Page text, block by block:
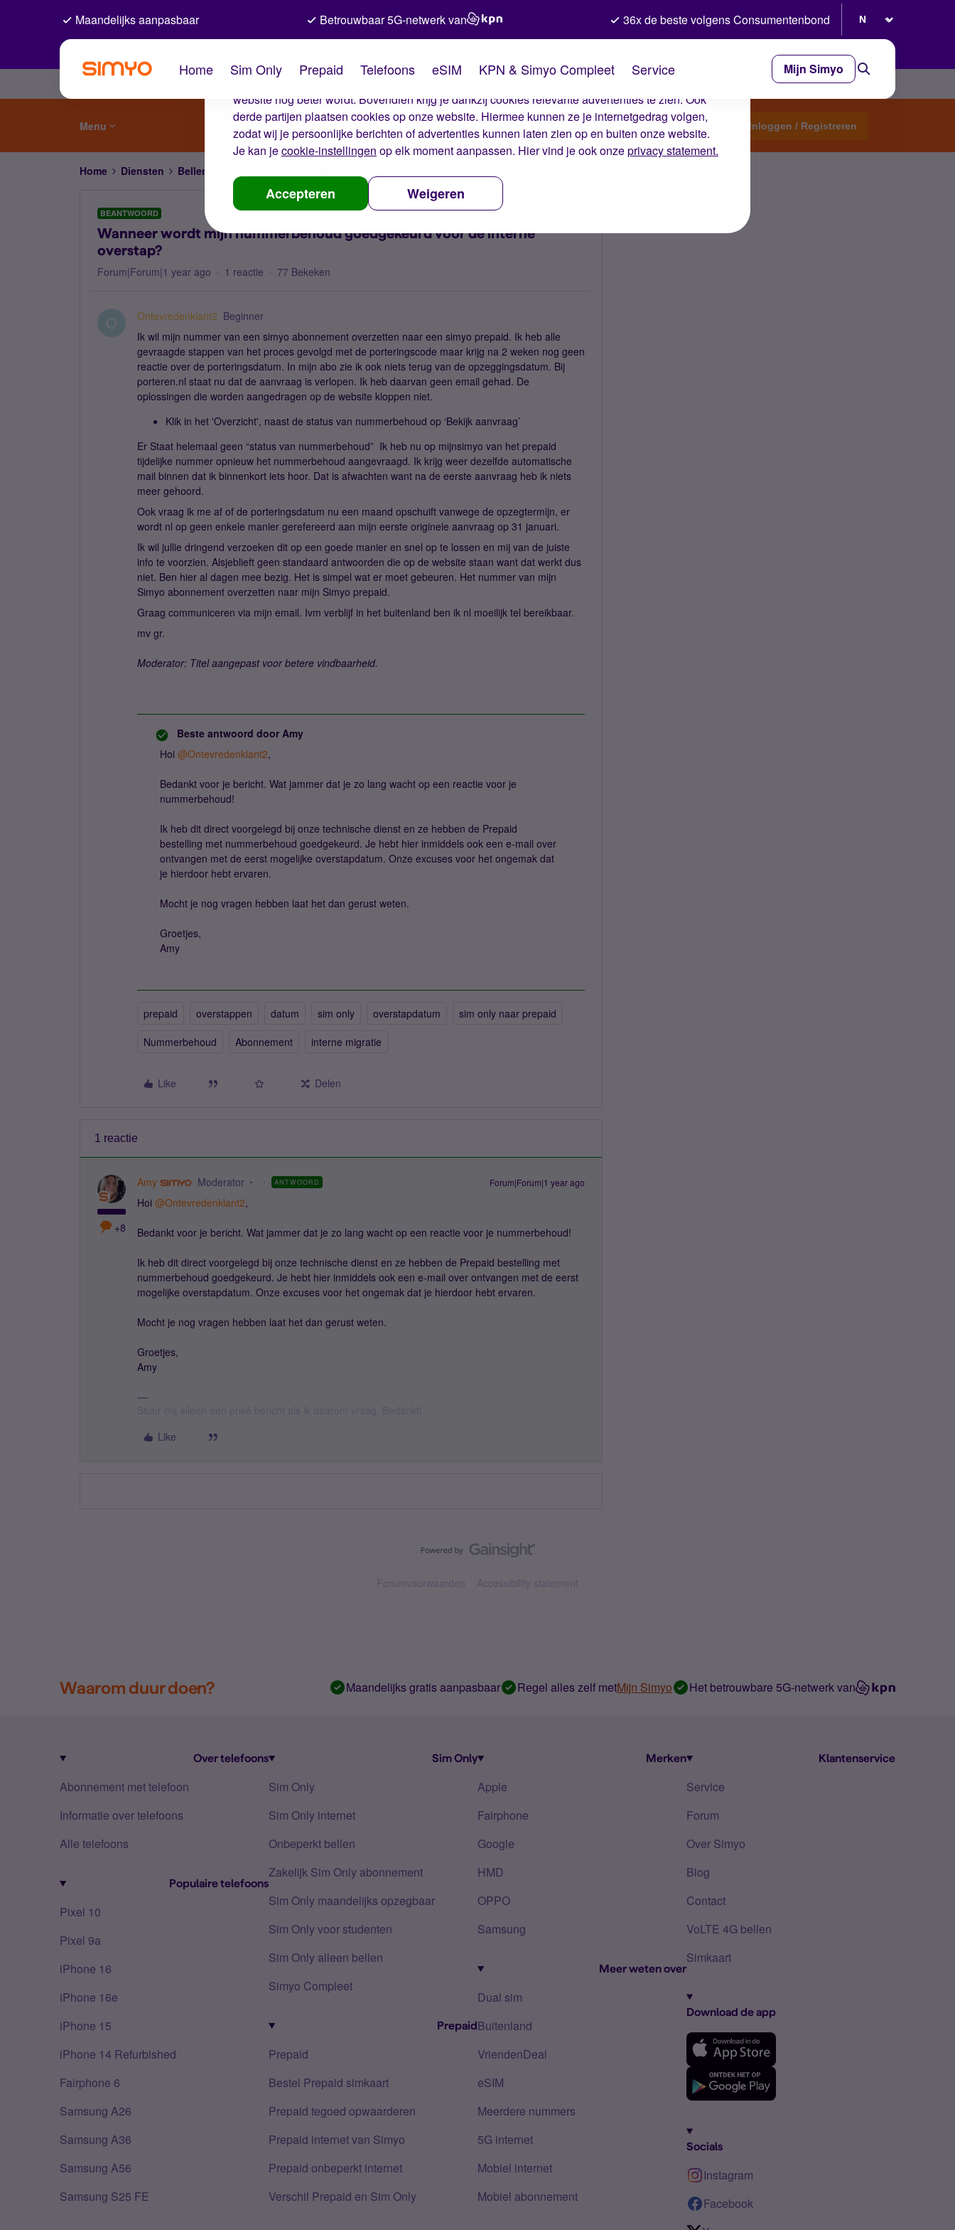
De cookies van Simyo
Wij gebruiken cookies op onze website. Met deze cookies zorgen wij ervoor dat je ervaring op de
website nog beter wordt. Bovendien krijg je dankzij cookies relevante advertenties te zien. Ook
derde partijen plaatsen cookies op onze website. Hiermee kunnen ze je internetgedrag volgen,
zodat wij je persoonlijke berichten of advertenties kunnen laten zien op en buiten onze website.
Je kan jecookie-instellingen op elk moment aanpassen. Hier vind je ook onzeprivacy statement.
Accepteren Weigeren
Maandelijks aanpasbaar Betrouwbaar 5G-netwerk van 36x de beste volgens Consumentenbond
Home Sim Only Prepaid Telefoons eSIM KPN & Simyo Compleet Service Mijn Simyo
Menu Start een topic Inloggen / Registreren
Home Diensten Bellen, sms'en, netwerk en nummerbehoud
BEANTWOORD
Wanneer wordt mijn nummerbehoud goedgekeurd voor de interne
overstap?
Forum|Forum|1 year ago 1 reactie 77 Bekeken
O Ontevredenklant2 Beginner
Ik wil mijn nummer van een simyo abonnement overzetten naar een simyo prepaid. Ik heb alle
gevraagde stappen van het proces gevolgd met de porteringscode maar krijg na 2 weken nog geen
reactie over de porteringsdatum. In mijn abo zie ik ook niets terug van de opzeggingsdatum. Bij
porteren.nl staat nu dat de aanvraag is verlopen. Ik heb daarvan geen email gehad. De
oplossingen die worden aangedragen op de website kloppen niet.
Klik in het 'Overzicht', naast de status van nummerbehoud op ‘Bekijk aanvraag’
Er Staat helemaal geen “status van nummerbehoud” Ik heb nu op mijnsimyo van het prepaid
tijdelijke nummer opnieuw het nummerbehoud aangevraagd. Ik krijg weer dezelfde automatische
mail binnen dat ik binnenkort iets hoor. Dat is afwachten want na de eerste aanvraag heb ik niets
meer gehoord.
Ook vraag ik me af of de porteringsdatum nu een maand opschuift vanwege de opzegtermijn, er
wordt nl op geen enkele manier gerefereerd aan mijn eerste originele aanvraag op 31 januari.
Ik wil jullie dringend verzoeken dit op een goede manier en snel op te lossen en mij van de juiste
info te voorzien. Alsjeblieft geen standaard antwoorden die op de website staan want dat werkt dus
niet. Ben hier al dagen mee bezig. Het is simpel wat er moet gebeuren. Het nummer van mijn
Simyo abonnement overzetten naar mijn Simyo prepaid.
Graag communiceren via mijn email. Ivm verblijf in het buitenland ben ik nl moeilijk tel bereikbaar.
mv gr.
Moderator: Titel aangepast voor betere vindbaarheid.
Beste antwoord door Amy
Hoi ​ @Ontevredenklant2,
Bedankt voor je bericht. Wat jammer dat je zo lang wacht op een reactie voor je
nummerbehoud!
Ik heb dit direct voorgelegd bij onze technische dienst en ze hebben de Prepaid
bestelling met nummerbehoud goedgekeurd. Je hebt hier inmiddels ook een e-mail over
ontvangen met de eerst mogelijke overstapdatum. Onze excuses voor het ongemak dat
je hierdoor hebt ervaren.
Mocht je nog vragen hebben laat het dan gerust weten.
Groetjes,
Amy
prepaid overstappen datum sim only overstapdatum
sim only naar prepaid
Nummerbehoud
Abonnement interne migratie
Like Delen
1 reactie
+8
Amy Moderator ANTWOORD Forum|Forum|1 year ago
Hoi ​ @Ontevredenklant2,
Bedankt voor je bericht. Wat jammer dat je zo lang wacht op een reactie voor je nummerbehoud!
Ik heb dit direct voorgelegd bij onze technische dienst en ze hebben de Prepaid bestelling met
nummerbehoud goedgekeurd. Je hebt hier inmiddels ook een e-mail over ontvangen met de eerst
mogelijke overstapdatum. Onze excuses voor het ongemak dat je hierdoor hebt ervaren.
Mocht je nog vragen hebben laat het dan gerust weten.
Groetjes,
Amy
Like
Forumvoorwaarden Accessibility statement
Waarom duur doen? Maandelijks gratis aanpasbaar Regel alles zelf metMijn Simyo Het betrouwbare 5G-netwerk van
Over telefoons
Abonnement met telefoon
Informatie over telefoons
Alle telefoons
Populaire telefoons
Pixel 10
Pixel 9a
iPhone 16
iPhone 16e
iPhone 15
iPhone 14 Refurbished
Fairphone 6
Samsung A26
Samsung A36
Samsung A56
Samsung S25 FE
Sim Only
Sim Only
Sim Only internet
Onbeperkt bellen
Zakelijk Sim Only abonnement
Sim Only maandelijks opzegbaar
Sim Only voor studenten
Sim Only alleen bellen
Simyo Compleet
Prepaid
Prepaid
Bestel Prepaid simkaart
Prepaid tegoed opwaarderen
Prepaid internet van Simyo
Prepaid onbeperkt internet
Verschil Prepaid en Sim Only
Merken
Apple
Fairphone
Google
HMD
OPPO
Samsung
Meer weten over
Dual sim
Buitenland
VriendenDeal
eSIM
Meerdere nummers
5G internet
Mobiel internet
Mobiel abonnement
Klantenservice
Service
Forum
Over Simyo
Blog
Contact
VoLTE 4G bellen
Simkaart
Download de app
Socials
Instagram
Facebook